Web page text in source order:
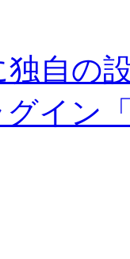
独自の
グイン